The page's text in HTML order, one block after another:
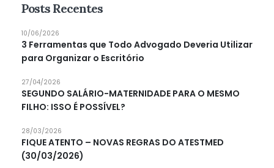
Posts Recentes
3 Ferramentas que Todo Advogado Deveria Utilizar
para Organizar o Escritório
10/06/2026
SEGUNDO SALÁRIO-MATERNIDADE PARA O MESMO
FILHO: ISSO É POSSÍVEL?
27/04/2026
FIQUE ATENTO – NOVAS REGRAS DO ATESTMED
(30/03/2026)
28/03/2026